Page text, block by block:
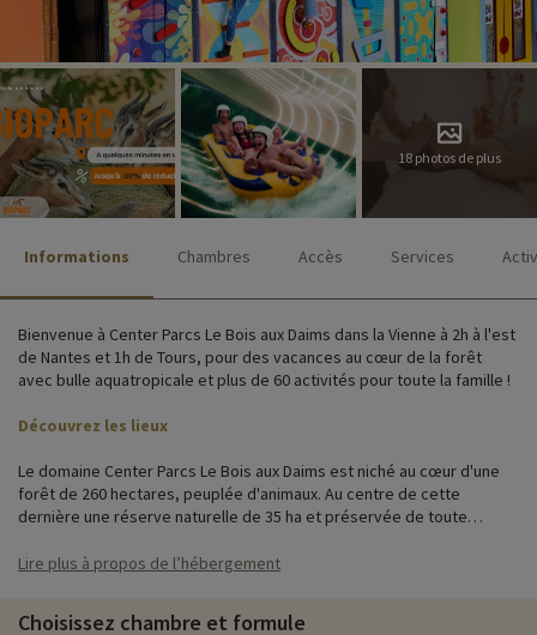
18 photos de plus
Informations Chambres Accès Services
Bienvenue à Center Parcs Le Bois aux Daims dans la Vienne à 2h à l'est
de Nantes et 1h de Tours, pour des vacances au cœur de la forêt
avec bulle aquatropicale et plus de 60 activités pour toute la famille !
Découvrez les lieux
Le domaine Center Parcs Le Bois aux Daims est niché au cœur d'une
forêt de 260 hectares, peuplée d'animaux. Au centre de cette
dernière une réserve naturelle de 35 ha et préservée de toute
des daims et autres ratons laveurs.
spacieux, confortables et parfaitement équipés. De larges baies
Lire plus à propos de l’hébergement
Choisissez chambre et formule